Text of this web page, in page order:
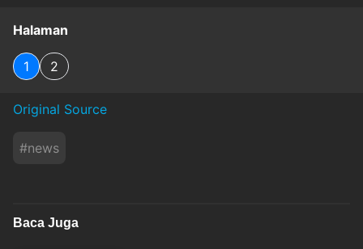
Halaman
1 2
Original Source
#news
Baca Juga